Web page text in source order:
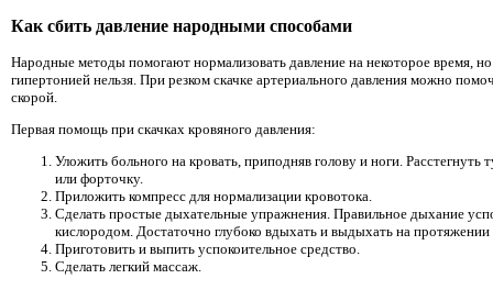
Как сбить давление народными способами
Народные методы помогают нормализовать давление на некоторое время,
гипертонией нельзя. При резком скачке артериального давления можно
скорой.
Первая помощь при скачках кровяного давления:
Уложить больного на кровать, приподняв голову и ноги.
или форточку.
Приложить компресс для нормализации кровотока.
Сделать простые дыхательные упражнения. Правильное дыхание
кислородом. Достаточно глубоко вдыхать и выдыхать на протяжении
Приготовить и выпить успокоительное средство.
Сделать легкий массаж.